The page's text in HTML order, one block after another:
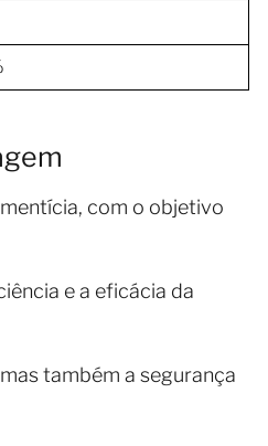
com o objetivo
e a eficácia da
também a segurança